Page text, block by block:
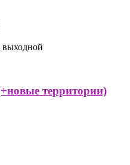
выходной
территории)